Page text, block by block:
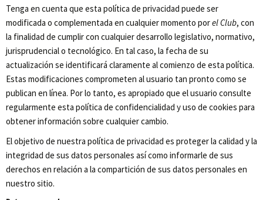
Tenga en cuenta que esta política de privacidad puede ser
modificada o complementada en cualquier momento porel Club, con
la finalidad de cumplir con cualquier desarrollo legislativo, normativo,
jurisprudencial o tecnológico. En tal caso, la fecha de su
actualización se identificará claramente al comienzo de esta política.
Estas modificaciones comprometen al usuario tan pronto como se
publican en línea. Por lo tanto, es apropiado que el usuario consulte
regularmente esta política de confidencialidad y uso de cookies para
obtener información sobre cualquier cambio.
El objetivo de nuestra política de privacidad es proteger la calidad y la
integridad de sus datos personales así como informarle de sus
derechos en relación a la compartición de sus datos personales en
nuestro sitio.